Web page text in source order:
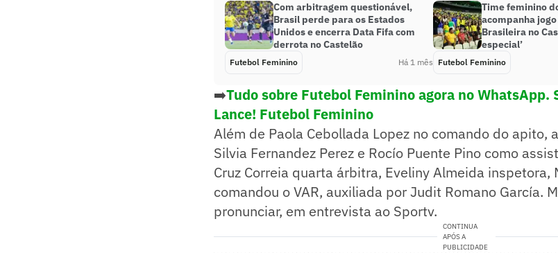
Com arbitragem questionável,
Brasil perde para os Estados
Unidos e encerra Data Fifa com
derrota no Castelão
Futebol Feminino Há 1 mês
Time feminino
acompanha
Brasileira no
especial’
Futebol Feminino
➡️Tudo sobre Futebol Feminino agora no WhatsApp.
Lance! Futebol Feminino
Além de Paola Cebollada Lopez no comando do apito,
Silvia Fernandez Perez e Rocío Puente Pino como
Cruz Correia quarta árbitra, Eveliny Almeida inspetora,
comandou o VAR, auxiliada por Judit Romano García.
pronunciar, em entrevista ao Sportv.
CONTINUA
APÓS A
PUBLICIDADE